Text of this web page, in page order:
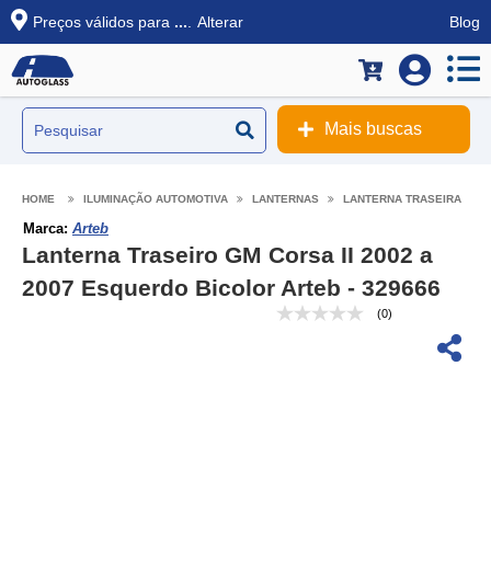
Preços válidos para ... Alterar Blog
Mais buscas
ILUMINAÇÃO AUTOMOTIVA LANTERNAS LANTERNA TRASEIRA
Marca: Arteb
Lanterna Traseiro GM Corsa II 2002 a
2007 Esquerdo Bicolor Arteb - 329666
(0)